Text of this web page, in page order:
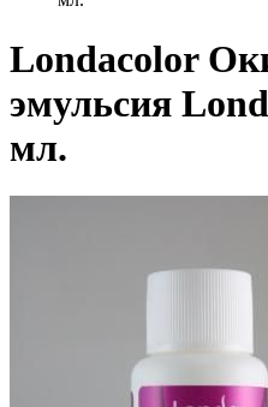
Londacolor
эмульсия
мл.